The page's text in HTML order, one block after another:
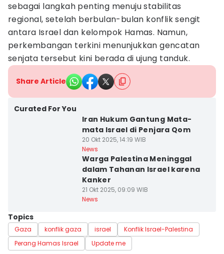
sebagai langkah penting menuju stabilitas
regional, setelah berbulan-bulan konflik sengit
antara Israel dan kelompok Hamas. Namun,
perkembangan terkini menunjukkan gencatan
senjata tersebut kini berada di ujung tanduk.
Share Article
Curated For You
Iran Hukum Gantung Mata-
mata Israel di Penjara Qom
20 Okt 2025, 14:19 WIB
News
Warga Palestina Meninggal
dalam Tahanan Israel karena
Kanker
21 Okt 2025, 09:09 WIB
News
Topics
Gaza konflik gaza israel
Konflik Israel-Palestina
Perang Hamas Israel
Update me